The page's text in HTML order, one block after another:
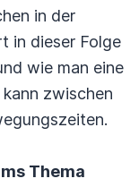
in der
in dieser Folge
wie man eine
zwischen
Thema